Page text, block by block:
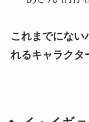
これまでにない
れるキャラクタ